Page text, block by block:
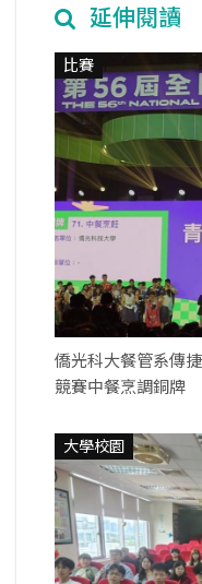
延伸閱讀
比賽
僑光科大餐管系傳
競賽中餐烹調銅牌
大學校園